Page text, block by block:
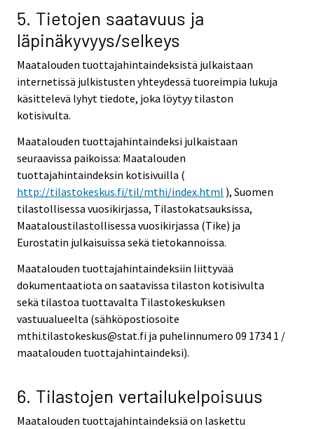
5. Tietojen saatavuus ja
läpinäkyvyys/selkeys
Maatalouden tuottajahintaindeksistä julkaistaan
internetissä julkistusten yhteydessä tuoreimpia lukuja
käsittelevä lyhyt tiedote, joka löytyy tilaston
kotisivulta.
Maatalouden tuottajahintaindeksi julkaistaan
seuraavissa paikoissa: Maatalouden
tuottajahintaindeksin kotisivuilla (
http://tilastokeskus.fi/til/mthi/index.html ), Suomen
tilastollisessa vuosikirjassa, Tilastokatsauksissa,
Maataloustilastollisessa vuosikirjassa (Tike) ja
Eurostatin julkaisuissa sekä tietokannoissa.
Maatalouden tuottajahintaindeksiin liittyvää
dokumentaatiota on saatavissa tilaston kotisivulta
sekä tilastoa tuottavalta Tilastokeskuksen
vastuualueelta (sähköpostiosoite
mthi.tilastokeskus@stat.fi ja puhelinnumero 09 1734 1 /
maatalouden tuottajahintaindeksi).
6. Tilastojen vertailukelpoisuus
Maatalouden tuottajahintaindeksiä on laskettu